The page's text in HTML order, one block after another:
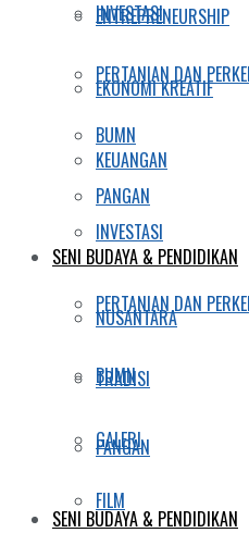
INVESTASI
PERTANIAN DAN
BUMN
PANGAN
SENI BUDAYA & PENDIDIKAN
NUSANTARA
TRADISI
GALERI
FILM
ENTREPRENEURSHIP
EKONOMI KREATIF
KEUANGAN
INVESTASI
PERTANIAN DAN
BUMN
PANGAN
SENI BUDAYA & PENDIDIKAN